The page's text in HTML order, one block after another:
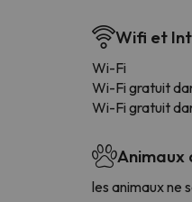
Wifi et
Wi-Fi
Wi-Fi gratuit
Wi-Fi gratuit
Animaux
les animaux ne